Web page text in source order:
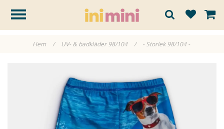
Hem / UV- & badkläder 98/104 / - Storlek 98/104 -